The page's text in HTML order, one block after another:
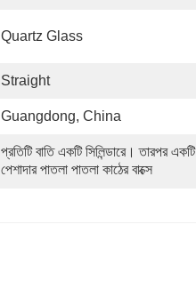
Quartz Glass
Straight
Guangdong, China
প্রতিটি বাতি একটি সিলিন্ডারে। তারপর একটি
পেশাদার পাতলা পাতলা কাঠের বাক্সে